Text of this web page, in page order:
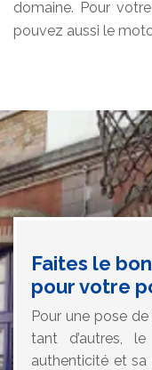
domaine. Pour
pouvez aussi le
Faites le
pour votre
Pour une pose
tant d’autres,
authenticité et sa